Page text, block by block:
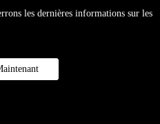
les dernières informations sur les